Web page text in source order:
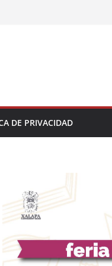
DE PRIVACIDAD